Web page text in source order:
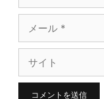
前
ー
イ